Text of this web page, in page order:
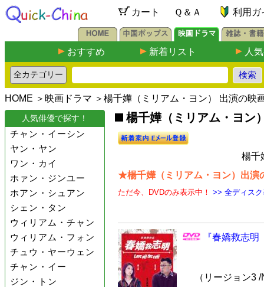
カート Ｑ＆Ａ 利用ガ
おすすめ 新着リスト 人
HOME ＞ 映画ドラマ ＞楊千嬅（ミリアム・ヨン） 出演の映
人気俳優で探す！
チャン・イーシン
ヤン・ヤン
ワン・カイ
ホァン・ジンユー
ホアン・シュアン
シェン・タン
ウィリアム・チャン
ウィリアム・フォン
チュウ・ヤーウェン
チャン・イー
ジン・トン
楊千嬅（ミリアム・ヨン
楊千
★楊千嬅（ミリアム・ヨン）出演
ただ今、DVDのみ表示中！ >> 全ディス
『春嬌救志
（リージョン3